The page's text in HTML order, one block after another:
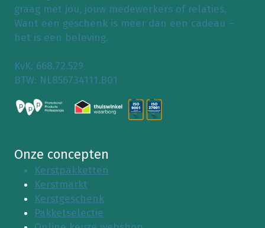
graag met jou, jouw medewerkers of relaties.
Want een geschenk is meer dan een cadeau –
het is een beleving.
KvK: 668.72.529
BTW: NL856734111.B01
Onze concepten
Kerstpakketten
Kerstmarkt
Kerstgeschenk
Pakketselectie